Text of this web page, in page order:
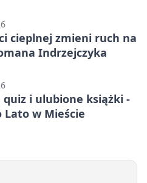
cieplnej zmieni ruch na
Indrzejczyka
i ulubione książki -
Lato w Mieście